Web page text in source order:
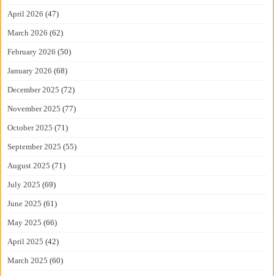
April 2026 (47)
March 2026 (62)
February 2026 (50)
January 2026 (68)
December 2025 (72)
November 2025 (77)
October 2025 (71)
September 2025 (55)
August 2025 (71)
July 2025 (69)
June 2025 (61)
May 2025 (66)
April 2025 (42)
March 2025 (60)